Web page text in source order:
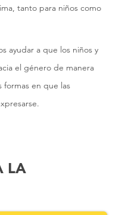
tanto para niños como
ayudar a que los niños y
el género de manera
formas en que las
LA